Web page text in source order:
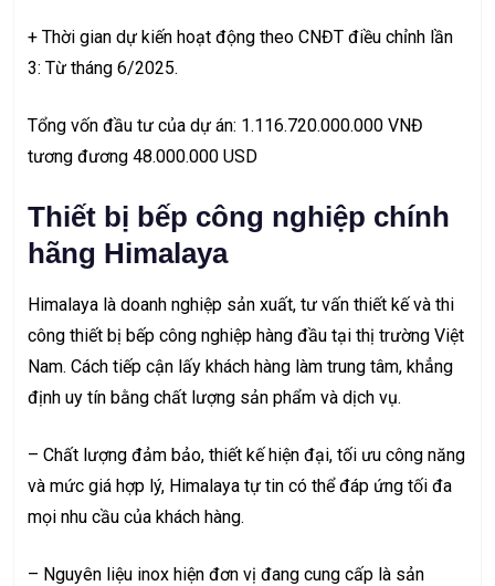
+ Thời gian dự kiến hoạt động theo CNĐT điều chỉnh lần
3: Từ tháng 6/2025.
Tổng vốn đầu tư của dự án: 1.116.720.000.000 VNĐ
tương đương 48.000.000 USD
Thiết bị bếp công nghiệp chính
hãng Himalaya
Himalaya là doanh nghiệp sản xuất, tư vấn thiết kế và thi
công thiết bị bếp công nghiệp hàng đầu tại thị trường Việt
Nam. Cách tiếp cận lấy khách hàng làm trung tâm, khẳng
định uy tín bằng chất lượng sản phẩm và dịch vụ.
– Chất lượng đảm bảo, thiết kế hiện đại, tối ưu công năng
và mức giá hợp lý, Himalaya tự tin có thể đáp ứng tối đa
mọi nhu cầu của khách hàng.
– Nguyên liệu inox hiện đơn vị đang cung cấp là sản